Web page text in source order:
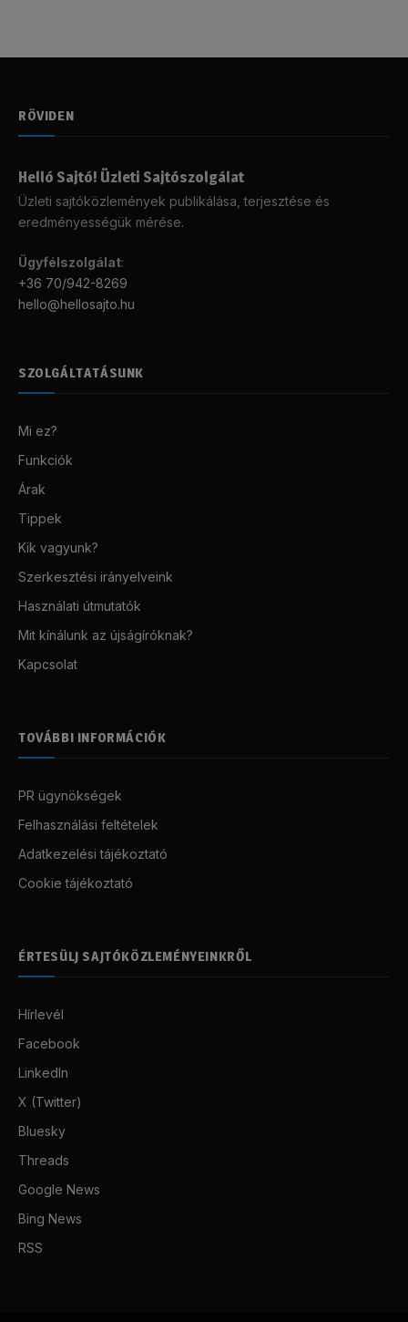
RÖVIDEN
Helló Sajtó! Üzleti Sajtószolgálat
Üzleti sajtóközlemények publikálása, terjesztése és
eredményességük mérése.
Ügyfélszolgálat:
+36 70/942-8269
hello@hellosajto.hu
SZOLGÁLTATÁSUNK
Mi ez?
Funkciók
Árak
Tippek
Kik vagyunk?
Szerkesztési irányelveink
Használati útmutatók
Mit kínálunk az újságíróknak?
Kapcsolat
TOVÁBBI INFORMÁCIÓK
PR ügynökségek
Felhasználási feltételek
Adatkezelési tájékoztató
Cookie tájékoztató
ÉRTESÜLJ SAJTÓKÖZLEMÉNYEINKRŐL
Hírlevél
Facebook
LinkedIn
X (Twitter)
Bluesky
Threads
Google News
Bing News
RSS